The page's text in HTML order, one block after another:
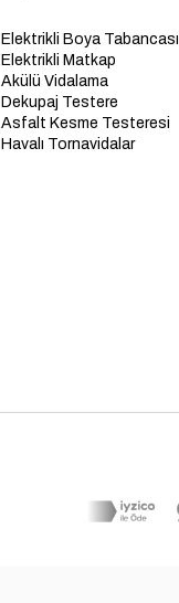
Elektrikli Boya Tabancası
Elektrikli Matkap
Akülü Vidalama
Dekupaj Testere
Asfalt Kesme Testeresi
Havalı Tornavidalar